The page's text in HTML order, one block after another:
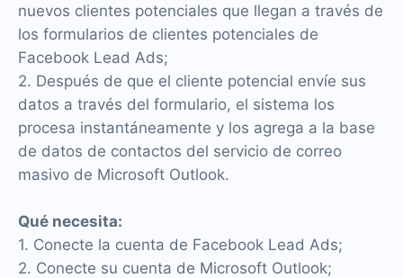
nuevos clientes potenciales que llegan a través de
los formularios de clientes potenciales de
Facebook Lead Ads;
2. Después de que el cliente potencial envíe sus
datos a través del formulario, el sistema los
procesa instantáneamente y los agrega a la base
de datos de contactos del servicio de correo
masivo de Microsoft Outlook.
Qué necesita:
1. Conecte la cuenta de Facebook Lead Ads;
2. Conecte su cuenta de Microsoft Outlook;